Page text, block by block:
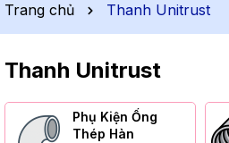
Trang chủ Thanh Unitrust
Thanh Unitrust
Phụ Kiện Ống
Thép Hàn